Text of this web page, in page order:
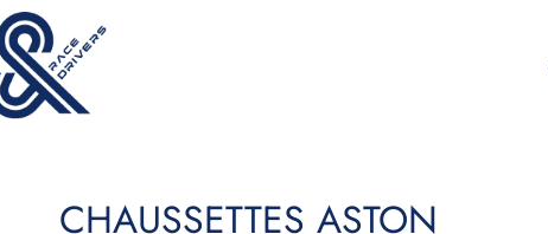
CHAUSSETTES ASTON